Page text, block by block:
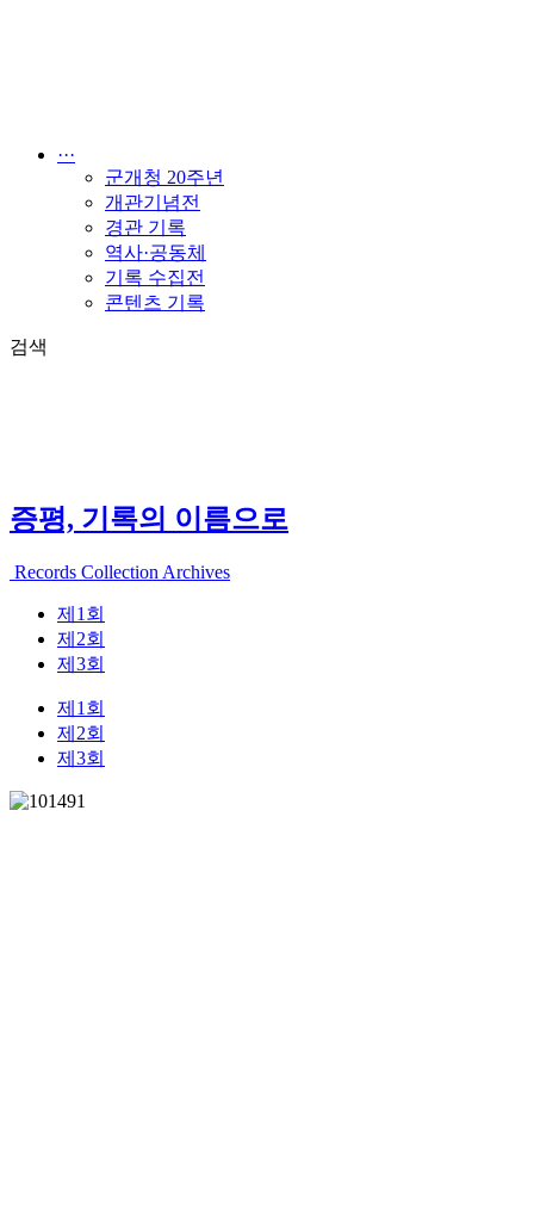
···
군개청 20주년
개관기념전
경관 기록
역사·공동체
기록 수집전
콘텐츠 기록
검색
증평, 기록의 이름으로
Records Collection Archives
제1회
제2회
제3회
제1회
제2회
제3회